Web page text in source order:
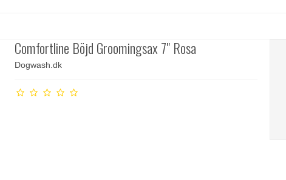
Comfortline Böjd Groomingsax 7" Rosa
Dogwash.dk